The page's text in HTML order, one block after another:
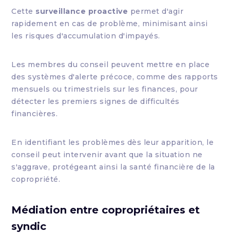
Cette surveillance proactive permet d'agir
rapidement en cas de problème, minimisant ainsi
les risques d'accumulation d'impayés.
Les membres du conseil peuvent mettre en place
des systèmes d'alerte précoce, comme des rapports
mensuels ou trimestriels sur les finances, pour
détecter les premiers signes de difficultés
financières.
En identifiant les problèmes dès leur apparition, le
conseil peut intervenir avant que la situation ne
s'aggrave, protégeant ainsi la santé financière de la
copropriété.
Médiation entre copropriétaires et
syndic